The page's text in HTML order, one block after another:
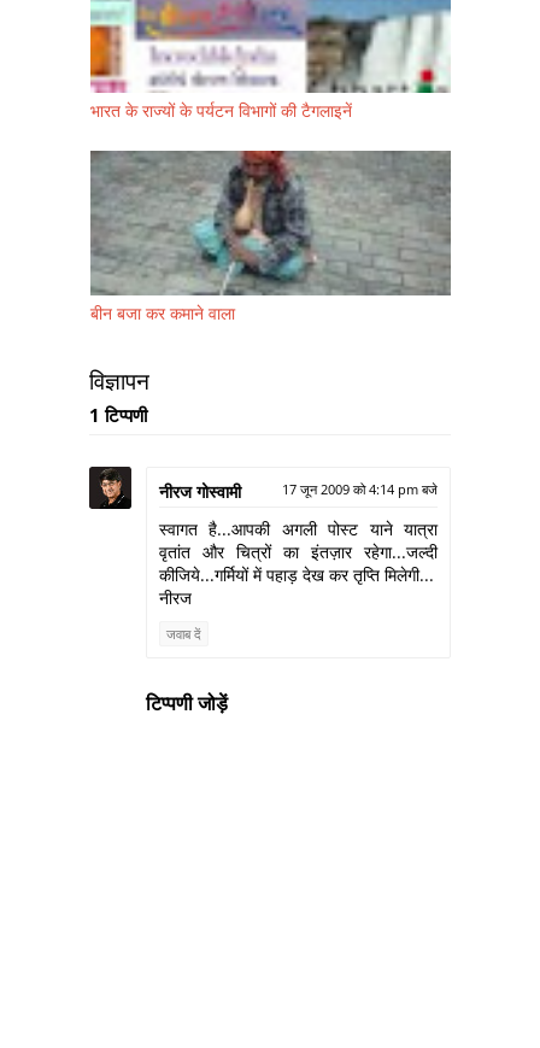
भारत के राज्यों के पर्यटन विभागों की टैगलाइनें
बीन बजा कर कमाने वाला
विज्ञापन
1 टिप्पणी
नीरज गोस्वामी 17 जून 2009 को 4:14 pm बजे
स्वागत है...आपकी अगली पोस्ट याने यात्रा
वृतांत और चित्रों का इंतज़ार रहेगा...जल्दी
कीजिये...गर्मियों में पहाड़ देख कर तृप्ति मिलेगी...
नीरज
जवाब दें
टिप्पणी जोड़ें